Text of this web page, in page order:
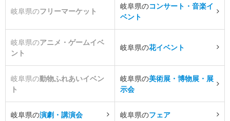
岐阜県のフリーマーケット
岐阜県のコンサート・音楽イ
ベント
岐阜県のアニメ・ゲームイベ
ント
岐阜県の花イベント
岐阜県の動物ふれあいイベン
ト
岐阜県の美術展・博物展・展
示会
岐阜県の演劇・講演会 岐阜県のフェア